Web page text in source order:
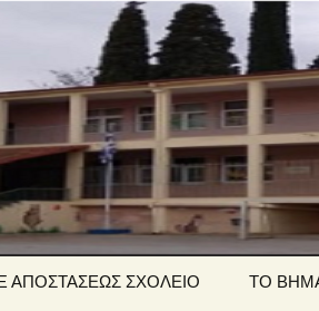
ΑΠΟΣΤΑΣΕΩΣ ΣΧΟΛΕΙΟ ΤΟ